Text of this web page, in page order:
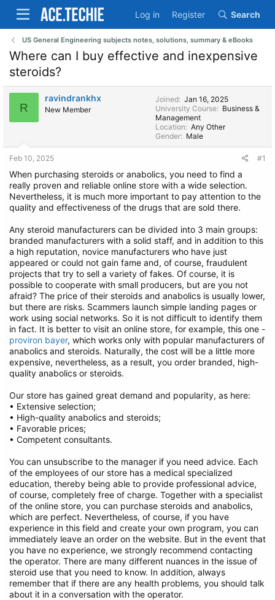
Log in Register Search
US General Engineering subjects notes, solutions, summary & eBooks
Where can I buy effective and inexpensive
steroids?
R
ravindrankhx
New Member
Joined Jan 16, 2025
University Course
Business &
Management
Location
Any Other
Gender
Male
Feb 10, 2025 #1
When purchasing steroids or anabolics, you need to find a
really proven and reliable online store with a wide selection.
Nevertheless, it is much more important to pay attention to the
quality and effectiveness of the drugs that are sold there.
Any steroid manufacturers can be divided into 3 main groups:
branded manufacturers with a solid staff, and in addition to this
a high reputation, novice manufacturers who have just
appeared or could not gain fame and, of course, fraudulent
projects that try to sell a variety of fakes. Of course, it is
possible to cooperate with small producers, but are you not
afraid? The price of their steroids and anabolics is usually lower,
but there are risks. Scammers launch simple landing pages or
work using social networks. So it is not difficult to identify them
in fact. It is better to visit an online store, for example, this one -
proviron bayer, which works only with popular manufacturers of
anabolics and steroids. Naturally, the cost will be a little more
expensive, nevertheless, as a result, you order branded, high-
quality anabolics or steroids.
Our store has gained great demand and popularity, as here:
• Extensive selection;
• High-quality anabolics and steroids;
• Favorable prices;
• Competent consultants.
You can unsubscribe to the manager if you need advice. Each
of the employees of our store has a medical specialized
education, thereby being able to provide professional advice,
of course, completely free of charge. Together with a specialist
of the online store, you can purchase steroids and anabolics,
which are perfect. Nevertheless, of course, if you have
experience in this field and create your own program, you can
immediately leave an order on the website. But in the event that
you have no experience, we strongly recommend contacting
the operator. There are many different nuances in the issue of
steroid use that you need to know. In addition, always
remember that if there are any health problems, you should talk
about it in a conversation with the operator.